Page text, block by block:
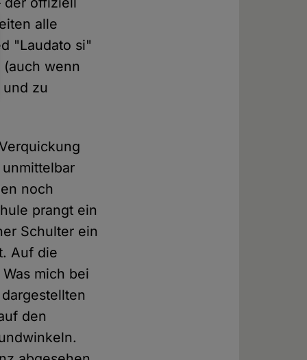
alle
"Laudato si"
wenn
zu
noch
prangt ein
Schulter ein
Auf die
mich bei
den